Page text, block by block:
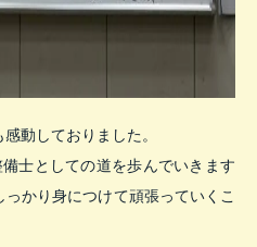
動しておりました。
士としての道を歩んでいきます
かり身につけて頑張っていくこ